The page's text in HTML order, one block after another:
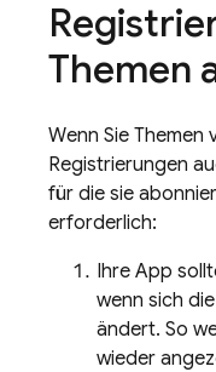
Themen
Wenn Sie Themen
Registrierungen
für die sie
erforderlich:
Ihre App
wenn sich
ändert. So
wieder